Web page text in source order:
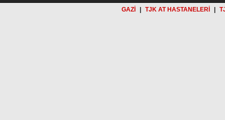
GAZİ TJK AT HASTANELERİ